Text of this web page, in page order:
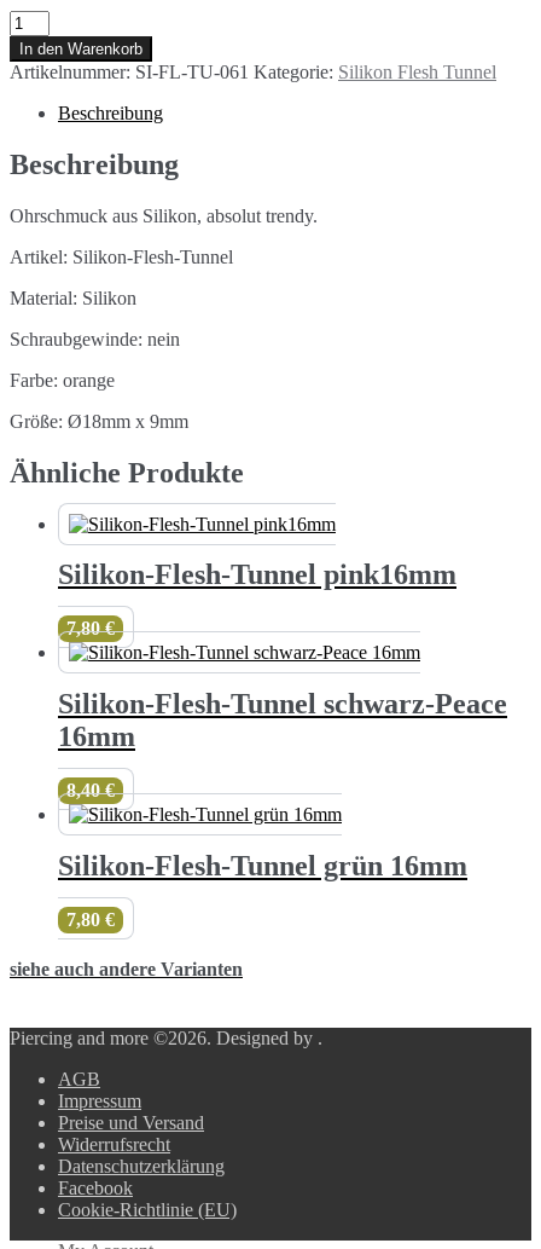
Silikon-
Flesh-
Tunnel
18mm
Menge
In den Warenkorb
Artikelnummer: SI-FL-TU-061 Kategorie: Silikon Flesh Tunnel
Beschreibung
Beschreibung
Ohrschmuck aus Silikon, absolut trendy.
Artikel: Silikon-Flesh-Tunnel
Material: Silikon
Schraubgewinde: nein
Farbe: orange
Größe: Ø18mm x 9mm
Ähnliche Produkte
Silikon-Flesh-Tunnel pink16mm
7,80€
Silikon-Flesh-Tunnel schwarz-Peace
16mm
8,40€
Silikon-Flesh-Tunnel grün 16mm
7,80 €
siehe auch andere Varianten
Piercing and more ©2026. Designed by .
AGB
Impressum
Preise und Versand
Widerrufsrecht
Datenschutzerklärung
Facebook
Cookie-Richtlinie (EU)